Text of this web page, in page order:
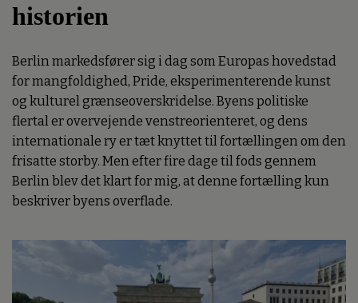
historien
Berlin markedsfører sig i dag som Europas hovedstad
for mangfoldighed, Pride, eksperimenterende kunst
og kulturel grænseoverskridelse. Byens politiske
flertal er overvejende venstreorienteret, og dens
internationale ry er tæt knyttet til fortællingen om den
frisatte storby. Men efter fire dage til fods gennem
Berlin blev det klart for mig, at denne fortælling kun
beskriver byens overflade.